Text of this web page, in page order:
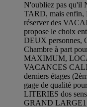
N'oubliez pas qu'il
TARD, mais enfin,
réserver des
propose le choix
DEUX
Chambre à part
MAXIMUM,
VACANCES
derniers étages
gage de qualité
LITERIES dos
GRAND LARGE1"